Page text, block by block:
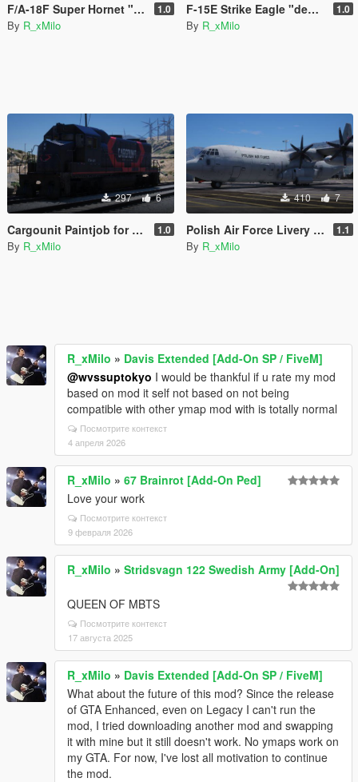
F/A-18F Super Hornet "Bluejays" [Livery] 1.0
By R_xMilo
F-15E Strike Eagle "democracy" [Livery] 1.0
By R_xMilo
297 6
Cargounit Paintjob for Freighttrain 1.0
By R_xMilo
410 7
Polish Air Force Livery for C-130J-30 Super Hercules [Livery] 1.1
By R_xMilo
R_xMilo » Davis Extended [Add-On SP / FiveM]
@wvssuptokyo I would be thankful if u rate my mod
based on mod it self not based on not being
compatible with other ymap mod with is totally normal
Посмотрите контекст
4 апреля 2026
R_xMilo » 67 Brainrot [Add-On Ped]
Love your work
Посмотрите контекст
9 февраля 2026
R_xMilo » Stridsvagn 122 Swedish Army [Add-On]
QUEEN OF MBTS
Посмотрите контекст
17 августа 2025
R_xMilo » Davis Extended [Add-On SP / FiveM]
What about the future of this mod? Since the release
of GTA Enhanced, even on Legacy I can't run the
mod, I tried downloading another mod and swapping
it with mine but it still doesn't work. No ymaps work on
my GTA. For now, I've lost all motivation to continue
the mod.